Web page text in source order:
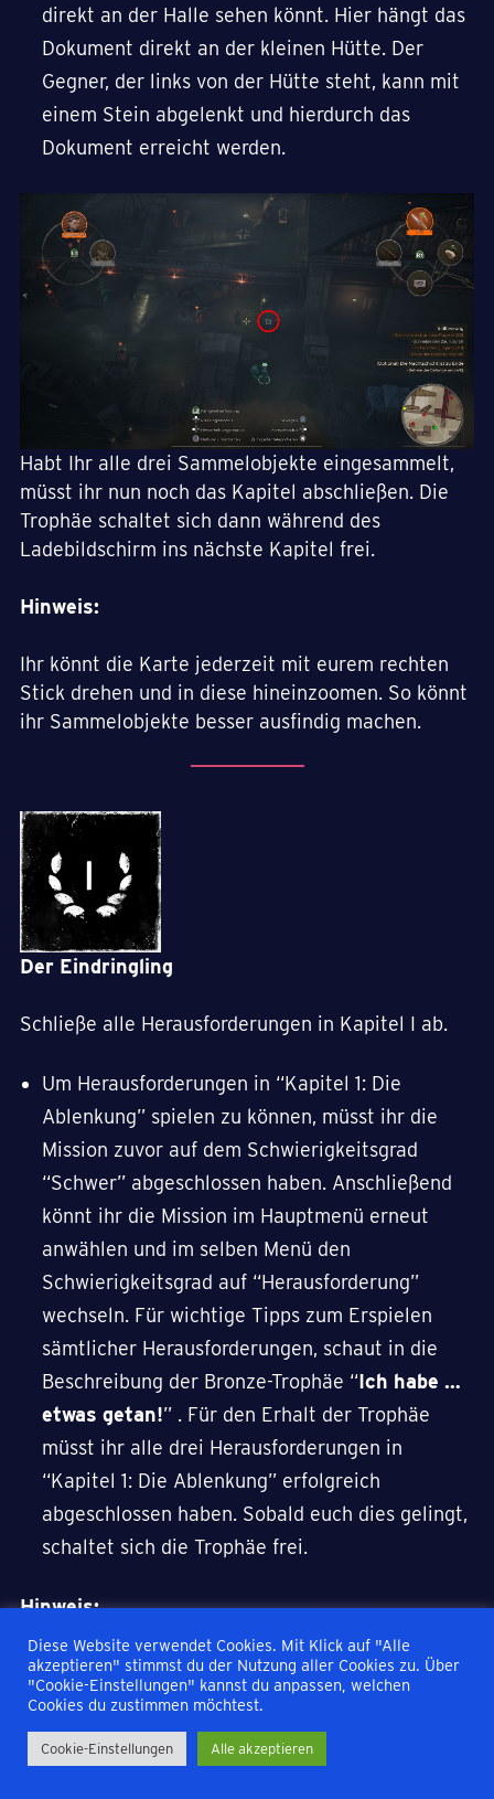
direkt an der Halle sehen könnt. Hier hängt das
Dokument direkt an der kleinen Hütte. Der
Gegner, der links von der Hütte steht, kann mit
einem Stein abgelenkt und hierdurch das
Dokument erreicht werden.
Habt Ihr alle drei Sammelobjekte eingesammelt,
müsst ihr nun noch das Kapitel abschließen. Die
Trophäe schaltet sich dann während des
Ladebildschirm ins nächste Kapitel frei.
Hinweis:
Ihr könnt die Karte jederzeit mit eurem rechten
Stick drehen und in diese hineinzoomen. So könnt
ihr Sammelobjekte besser ausfindig machen.
Der Eindringling
Schließe alle Herausforderungen in Kapitel I ab.
Um Herausforderungen in “Kapitel 1: Die
Ablenkung” spielen zu können, müsst ihr die
Mission zuvor auf dem Schwierigkeitsgrad
“Schwer” abgeschlossen haben. Anschließend
könnt ihr die Mission im Hauptmenü erneut
anwählen und im selben Menü den
Schwierigkeitsgrad auf “Herausforderung”
wechseln. Für wichtige Tipps zum Erspielen
sämtlicher Herausforderungen, schaut in die
Beschreibung der Bronze-Trophäe “Ich habe …
etwas getan!” . Für den Erhalt der Trophäe
müsst ihr alle drei Herausforderungen in
“Kapitel 1: Die Ablenkung” erfolgreich
abgeschlossen haben. Sobald euch dies gelingt,
schaltet sich die Trophäe frei.
Hinweis:
Das Tutorial ist hiervon abgeschlossen. Dieses
muss somit nicht erneut gespielt werden und kann
Diese Website verwendet Cookies. Mit Klick auf "Alle
akzeptieren" stimmst du der Nutzung aller Cookies zu. Über
"Cookie-Einstellungen" kannst du anpassen, welchen
Cookies du zustimmen möchtest.
Cookie-Einstellungen Alle akzeptieren